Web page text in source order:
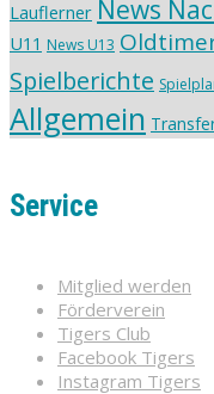
Lauflerner News
U11 News U13
Spielberichte
Allgemein
Service
Mitglied werden
Förderverein
Tigers Club
Facebook Tigers
Instagram Tigers